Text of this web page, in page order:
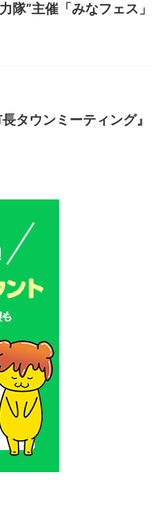
隊”主催「みなフェス」
タウンミーティング』